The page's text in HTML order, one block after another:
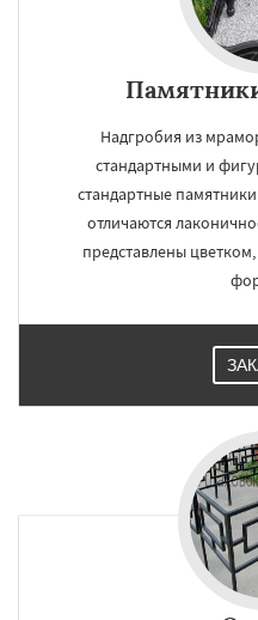
Надгробия из
стандартными и
стандартные
отличаются
представлены